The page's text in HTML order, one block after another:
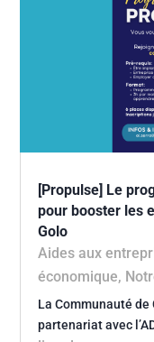
[Propulse] Le
pour booster les
Golo
Aides aux
économique,
La Communauté de
partenariat avec